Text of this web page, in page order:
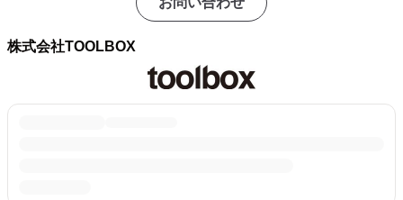
株式会社TOOLBOX